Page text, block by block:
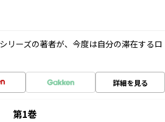
リーズの著者が、今度は自分の滞在するロ
詳細を見る
第1巻